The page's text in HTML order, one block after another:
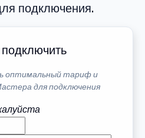
подключения.
оптимальный тариф и
для подключения